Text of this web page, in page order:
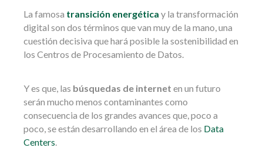
La famosa transición energética y la transformación
digital son dos términos que van muy de la mano, una
cuestión decisiva que hará posible la sostenibilidad en
los Centros de Procesamiento de Datos.
Y es que, las búsquedas de internet en un futuro
serán mucho menos contaminantes como
consecuencia de los grandes avances que, poco a
poco, se están desarrollando en el área de los Data
Centers.